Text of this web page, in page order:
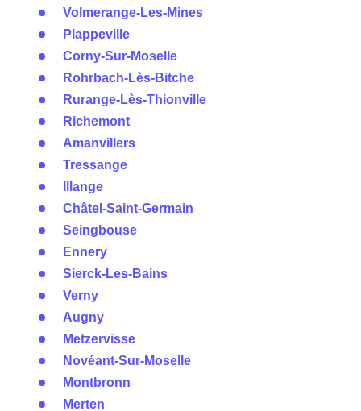
Volmerange-Les-Mines
Plappeville
Corny-Sur-Moselle
Rohrbach-Lès-Bitche
Rurange-Lès-Thionville
Richemont
Amanvillers
Tressange
Illange
Châtel-Saint-Germain
Seingbouse
Ennery
Sierck-Les-Bains
Verny
Augny
Metzervisse
Novéant-Sur-Moselle
Montbronn
Merten